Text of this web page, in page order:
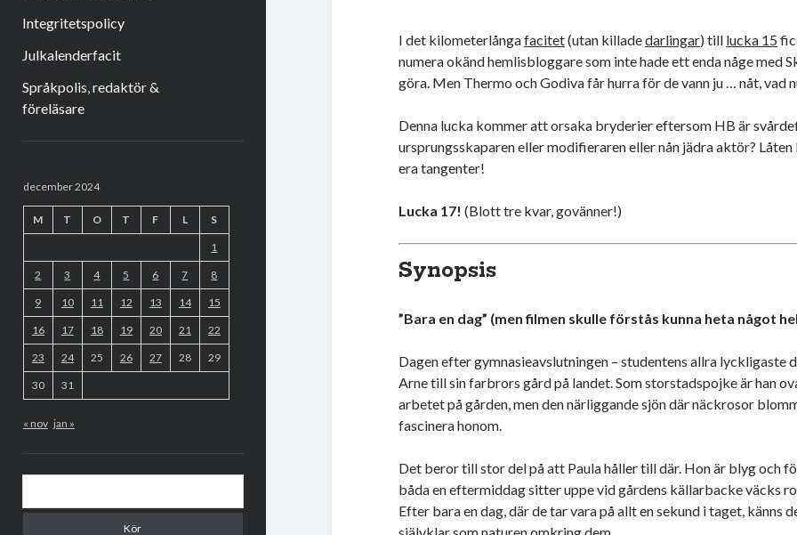
Integritetspolicy
Julkalenderfacit
Språkpolis, redaktör &
föreläsare
december 2024
M T O T F L S
1
2 3 4 5 6 7 8
9 10 11 12 13 14 15
16 17 18 19 20 21 22
23 24 25 26 27 28 29
30 31
« nov jan »
I det kilometerlångafacitet(utan killadedarlingar) till lucka 15
numera okänd hemlisbloggare som inte hade ett enda någe med
göra. Men Thermo och Godiva får hurra för de vann ju … nåt, vad
Denna lucka kommer att orsaka bryderier eftersom HB är
ursprungsskaparen eller modifieraren eller nån jädra aktör?
era tangenter!
Lucka 17! (Blott tre kvar, govänner!)
Synopsis
”Bara en dag” (men filmen skulle förstås kunna heta något
Dagen efter gymnasieavslutningen – studentens allra lyckligaste
Arne till sin farbrors gård på landet. Som storstadspojke är han
arbetet på gården, men den närliggande sjön där näckrosor
fascinera honom.
Det beror till stor del på att Paula håller till där. Hon är blyg och
båda en eftermiddag sitter uppe vid gårdens källarbacke väcks
Efter bara en dag, där de tar vara på allt en sekund i taget, känns